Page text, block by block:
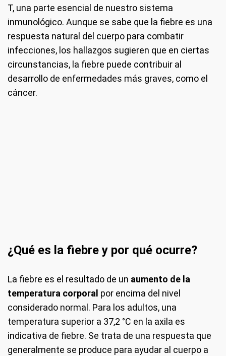
T, una parte esencial de nuestro sistema
inmunológico. Aunque se sabe que la fiebre es una
respuesta natural del cuerpo para combatir
infecciones, los hallazgos sugieren que en ciertas
circunstancias, la fiebre puede contribuir al
desarrollo de enfermedades más graves, como el
cáncer.
¿Qué es la fiebre y por qué ocurre?
La fiebre es el resultado de un aumento de la
temperatura corporal por encima del nivel
considerado normal. Para los adultos, una
temperatura superior a 37,2 °C en la axila es
indicativa de fiebre. Se trata de una respuesta que
generalmente se produce para ayudar al cuerpo a